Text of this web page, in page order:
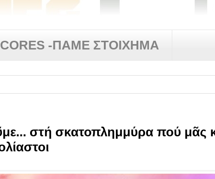
-ΠΑΜΕ ΣΤΟΙΧΗΜΑ
στή σκατοπλημμύρα πού μᾶς